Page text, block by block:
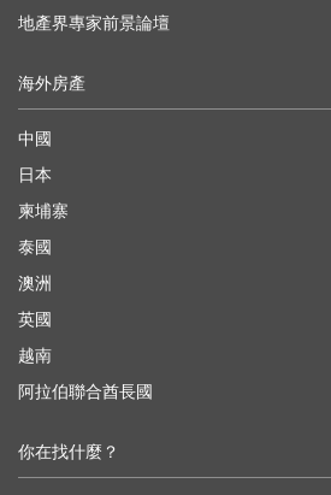
地產界專家前景論壇
海外房產
中國
日本
柬埔寨
泰國
澳洲
英國
越南
阿拉伯聯合酋長國
你在找什麼？